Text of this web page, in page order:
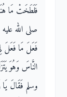
فَلَطَخَتْ مَا
صلى الله
فَعَلَ مَا فَعَلَ
النَّاسَ وَهُوَ
وسلم فَقَالَ